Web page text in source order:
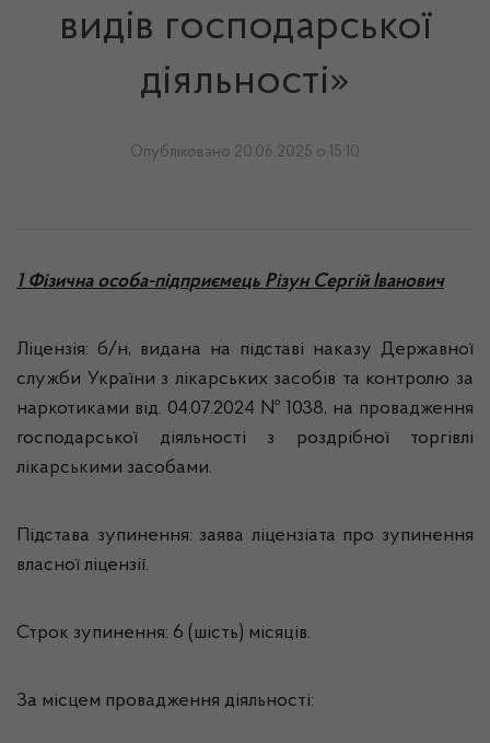
видів господарської
діяльності»
Опубліковано 20.06.2025 о 15:10
1 Фізична особа-підприємець Різун Сергій Іванович
Ліцензія: б/н, видана на підставі наказу Державної
служби України з лікарських засобів та контролю за
наркотиками від. 04.07.2024 № 1038, на провадження
господарської діяльності з роздрібної торгівлі
лікарськими засобами.
Підстава зупинення: заява ліцензіата про зупинення
власної ліцензії.
Строк зупинення: 6 (шість) місяців.
За місцем провадження діяльності: